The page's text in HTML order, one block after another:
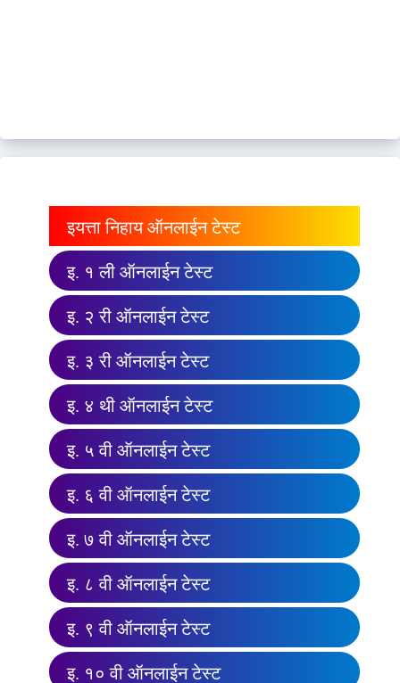
इयत्ता निहाय ऑनलाईन टेस्ट
इ. १ ली ऑनलाईन टेस्ट
इ. २ री ऑनलाईन टेस्ट
इ. ३ री ऑनलाईन टेस्ट
इ. ४ थी ऑनलाईन टेस्ट
इ. ५ वी ऑनलाईन टेस्ट
इ. ६ वी ऑनलाईन टेस्ट
इ. ७ वी ऑनलाईन टेस्ट
इ. ८ वी ऑनलाईन टेस्ट
इ. ९ वी ऑनलाईन टेस्ट
इ. १० वी ऑनलाईन टेस्ट